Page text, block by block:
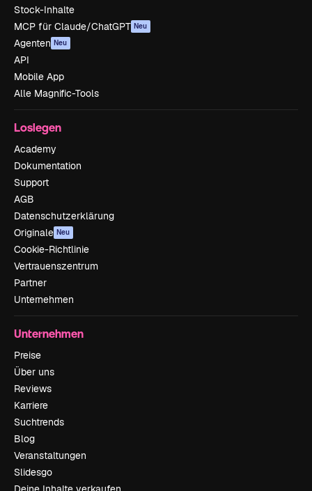
Stock-Inhalte
MCP für Claude/ChatGPT Neu
Agenten Neu
API
Mobile App
Alle Magnific-Tools
Loslegen
Academy
Dokumentation
Support
AGB
Datenschutzerklärung
Originale Neu
Cookie-Richtlinie
Vertrauenszentrum
Partner
Unternehmen
Unternehmen
Preise
Über uns
Reviews
Karriere
Suchtrends
Blog
Veranstaltungen
Slidesgo